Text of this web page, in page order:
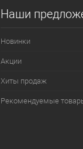
Наши
Новинки
Акции
Хиты продаж
Рекомендуемые